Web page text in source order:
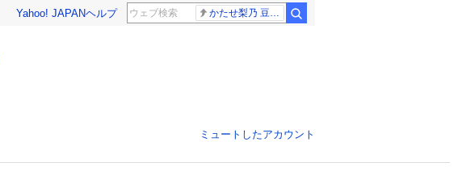
Yahoo! JAPANヘルプ かたせ梨乃 豆原一成
ミュートしたアカウント